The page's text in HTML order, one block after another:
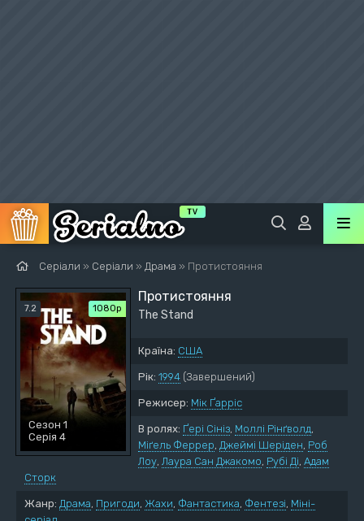
Серіали » Серіали » Драма » Протистояння
7.2 1080p
Сезон 1
Серія 4
Протистояння
The Stand
Країна: США
Рік: 1994 (Завершений)
Режисер: Мік Ґарріс
В ролях: Ґері Сініз, Моллі Рінґволд,
Міґель Феррер, Джеймі Шеріден, Роб
Лоу, Лаура Сан Джакомо, Рубі Ді, Адам
Сторк
Жанр: Драма, Пригоди, Жахи, Фантастика, Фентезі, Міні-